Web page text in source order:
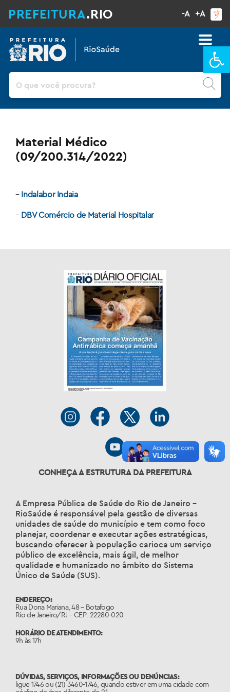
PREFEITURA.RIO -A +A
Material Médico
(09/200.314/2022)
– Indalabor Indaia
– DBV Comércio de Material Hospitalar
CONHEÇA A ESTRUTURA DA PREFEITURA
A Empresa Pública de Saúde do Rio de Janeiro –
RioSaúde é responsável pela gestão de diversas
unidades de saúde do município e tem como foco
planejar, coordenar e executar ações estratégicas,
buscando oferecer à população carioca um serviço
público de excelência, mais ágil, de melhor
qualidade e humanizado no âmbito do Sistema
Único de Saúde (SUS).
ENDEREÇO:
Rua Dona Mariana, 48 – Botafogo
Rio de Janeiro/RJ – CEP: 22280-020
HORÁRIO DE ATENDIMENTO:
9h às 17h
DÚVIDAS, SERVIÇOS, INFORMAÇÕES OU DENÚNCIAS:
ligue 1746 ou (21) 3460-1746, quando estiver em uma cidade com